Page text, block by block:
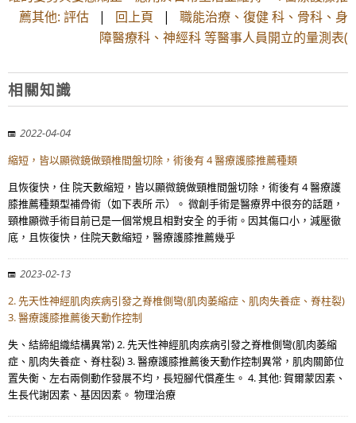
薦其他: 評估 | 回上頁 | 職能治療、復健 科、骨科、身
障醫療科、神經科 等醫事人員開立的量測表(
相關知識
2022-04-04
縮短，皆以顯微鏡做頸椎間盤切除，術後有 4 醫療護膝推薦種類
且恢復快，住 院天數縮短，皆以顯微鏡做頸椎間盤切除，術後有 4 醫療護
膝推薦種類型補骨術（如下表所 示）。 微創手術是醫療界中很夯的話題，
頸椎顯微手術目前已是一個常規且相對安全 的手術。因其傷口小，減壓徹
底，且恢復快，住院天數縮短，醫療護膝推薦幾乎
2023-02-13
2. 先天性神經肌肉疾病引發之脊椎側彎(肌肉萎縮症、肌肉失養症、脊柱裂)
3. 醫療護膝推薦後天動作控制
失、結締組織結構異常) 2. 先天性神經肌肉疾病引發之脊椎側彎(肌肉萎縮
症、肌肉失養症、脊柱裂) 3. 醫療護膝推薦後天動作控制異常，肌肉關節位
置失衡、左右兩側動作發展不均，長短腳代償產生。 4. 其他: 賀爾蒙因素、
生長代謝因素、基因因素。 物理治療